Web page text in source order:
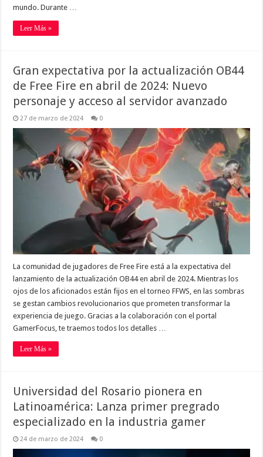
mundo. Durante …
Leer Más »
Gran expectativa por la actualización OB44
de Free Fire en abril de 2024: Nuevo
personaje y acceso al servidor avanzado
27 de marzo de 2024 0
La comunidad de jugadores de Free Fire está a la expectativa del
lanzamiento de la actualización OB44 en abril de 2024. Mientras los
ojos de los aficionados están fijos en el torneo FFWS, en las sombras
se gestan cambios revolucionarios que prometen transformar la
experiencia de juego. Gracias a la colaboración con el portal
GamerFocus, te traemos todos los detalles …
Leer Más »
Universidad del Rosario pionera en
Latinoamérica: Lanza primer pregrado
especializado en la industria gamer
24 de marzo de 2024 0